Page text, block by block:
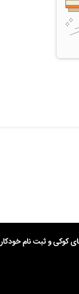
کوکی و ثبت نام خودکار